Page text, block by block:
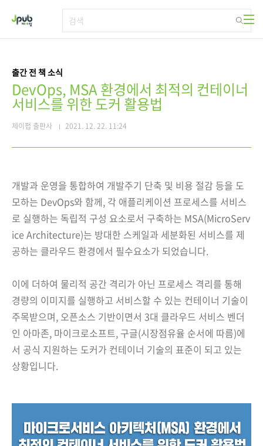
출간 전 책 소식
DevOps, MSA 환경에서 최적의 컨테이너
서비스를 위한 도커 활용법
제이펍 출판사 2021. 12. 22. 11:24
개발과 운영을 통합하여 개발주기 단축 및 비용 절감 등을 도
모하는 DevOps와 함께, 각 애플리케이션 프로세스를 서비스
로 실행하는 독립적 구성 요소로서 구축하는 MSA(MicroServ
ice Architecture)는 방대한 스케일과 세분화된 서비스를 제
공하는 클라우드 환경에서 필수요소가 되었습니다.
이에 더하여 물리적 공간 격리가 아닌 프로세스 격리를 통해
경량의 이미지를 실행하고 서비스할 수 있는 컨테이너 기술이
주목받으며, 오픈소스 기반이면서 3대 클라우드 서비스 벤더
인 아마존, 마이크로소프트, 구글(시장점유율 순서에 따름)에
서 공식 지원하는 도커가 컨테이너 기술의 표준이 되고 있는
상황입니다.